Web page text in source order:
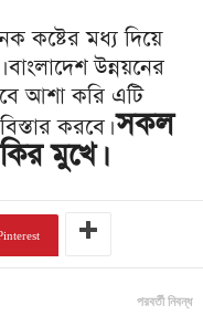
কষ্টের মধ্য দিয়ে
উন্নয়নের
আশা করি এটি
করবে।সকল
মুখে।
পরবর্তী নিবন্ধ